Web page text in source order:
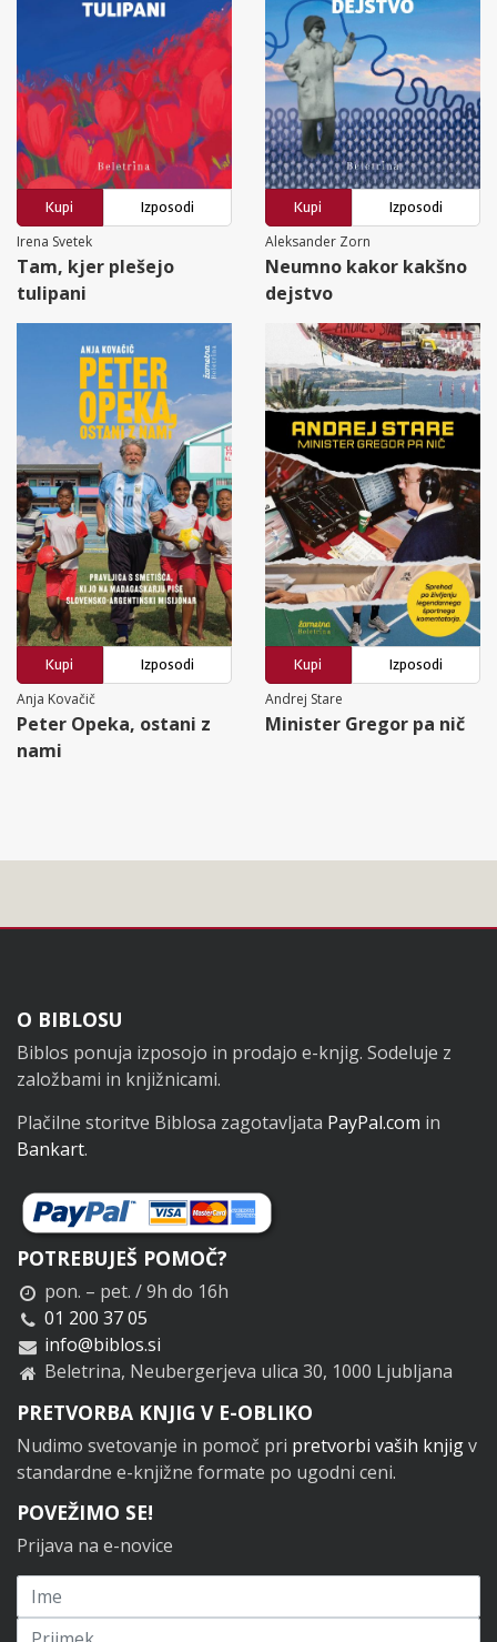
Kupi
Izposodi
Irena Svetek
Tam, kjer plešejo
tulipani
Kupi
Izposodi
Aleksander Zorn
Neumno kakor kakšno
dejstvo
Kupi
Izposodi
Anja Kovačič
Peter Opeka, ostani z
nami
Kupi
Izposodi
Andrej Stare
Minister Gregor pa nič
Noga
O BIBLOSU
Biblos ponuja izposojo in prodajo e-knjig. Sodeluje z
založbami in knjižnicami.
Plačilne storitve Biblosa zagotavljata PayPal.com in
Bankart.
POTREBUJEŠ POMOČ?
pon. – pet. / 9h do 16h
01 200 37 05
info@biblos.si
Beletrina, Neubergerjeva ulica 30, 1000 Ljubljana
PRETVORBA KNJIG V E-OBLIKO
Nudimo svetovanje in pomoč pri pretvorbi vaših knjigv
standardne e-knjižne formate po ugodni ceni.
POVEŽIMO SE!
Prijava na e-novice